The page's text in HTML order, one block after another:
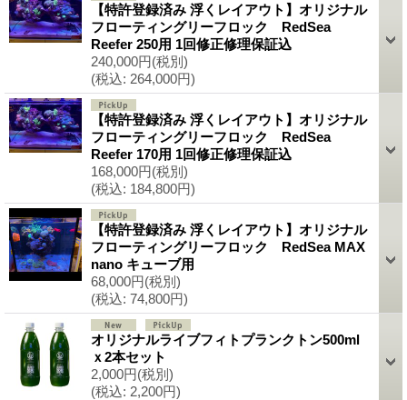
【特許登録済み 浮くレイアウト】オリジナル
フローティングリーフロック RedSea
Reefer 250用 1回修正修理保証込
240,000円(税別)
(税込: 264,000円)
【特許登録済み 浮くレイアウト】オリジナル
フローティングリーフロック RedSea
Reefer 170用 1回修正修理保証込
168,000円(税別)
(税込: 184,800円)
【特許登録済み 浮くレイアウト】オリジナル
フローティングリーフロック RedSea MAX
nano キューブ用
68,000円(税別)
(税込: 74,800円)
オリジナルライブフィトプランクトン500ml
ｘ2本セット
2,000円(税別)
(税込: 2,200円)